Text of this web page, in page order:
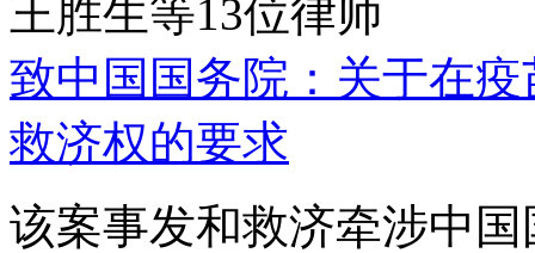
王胜生等13位律师
致中国国务院：关于在
救济权的要求
该案事发和救济牵涉中